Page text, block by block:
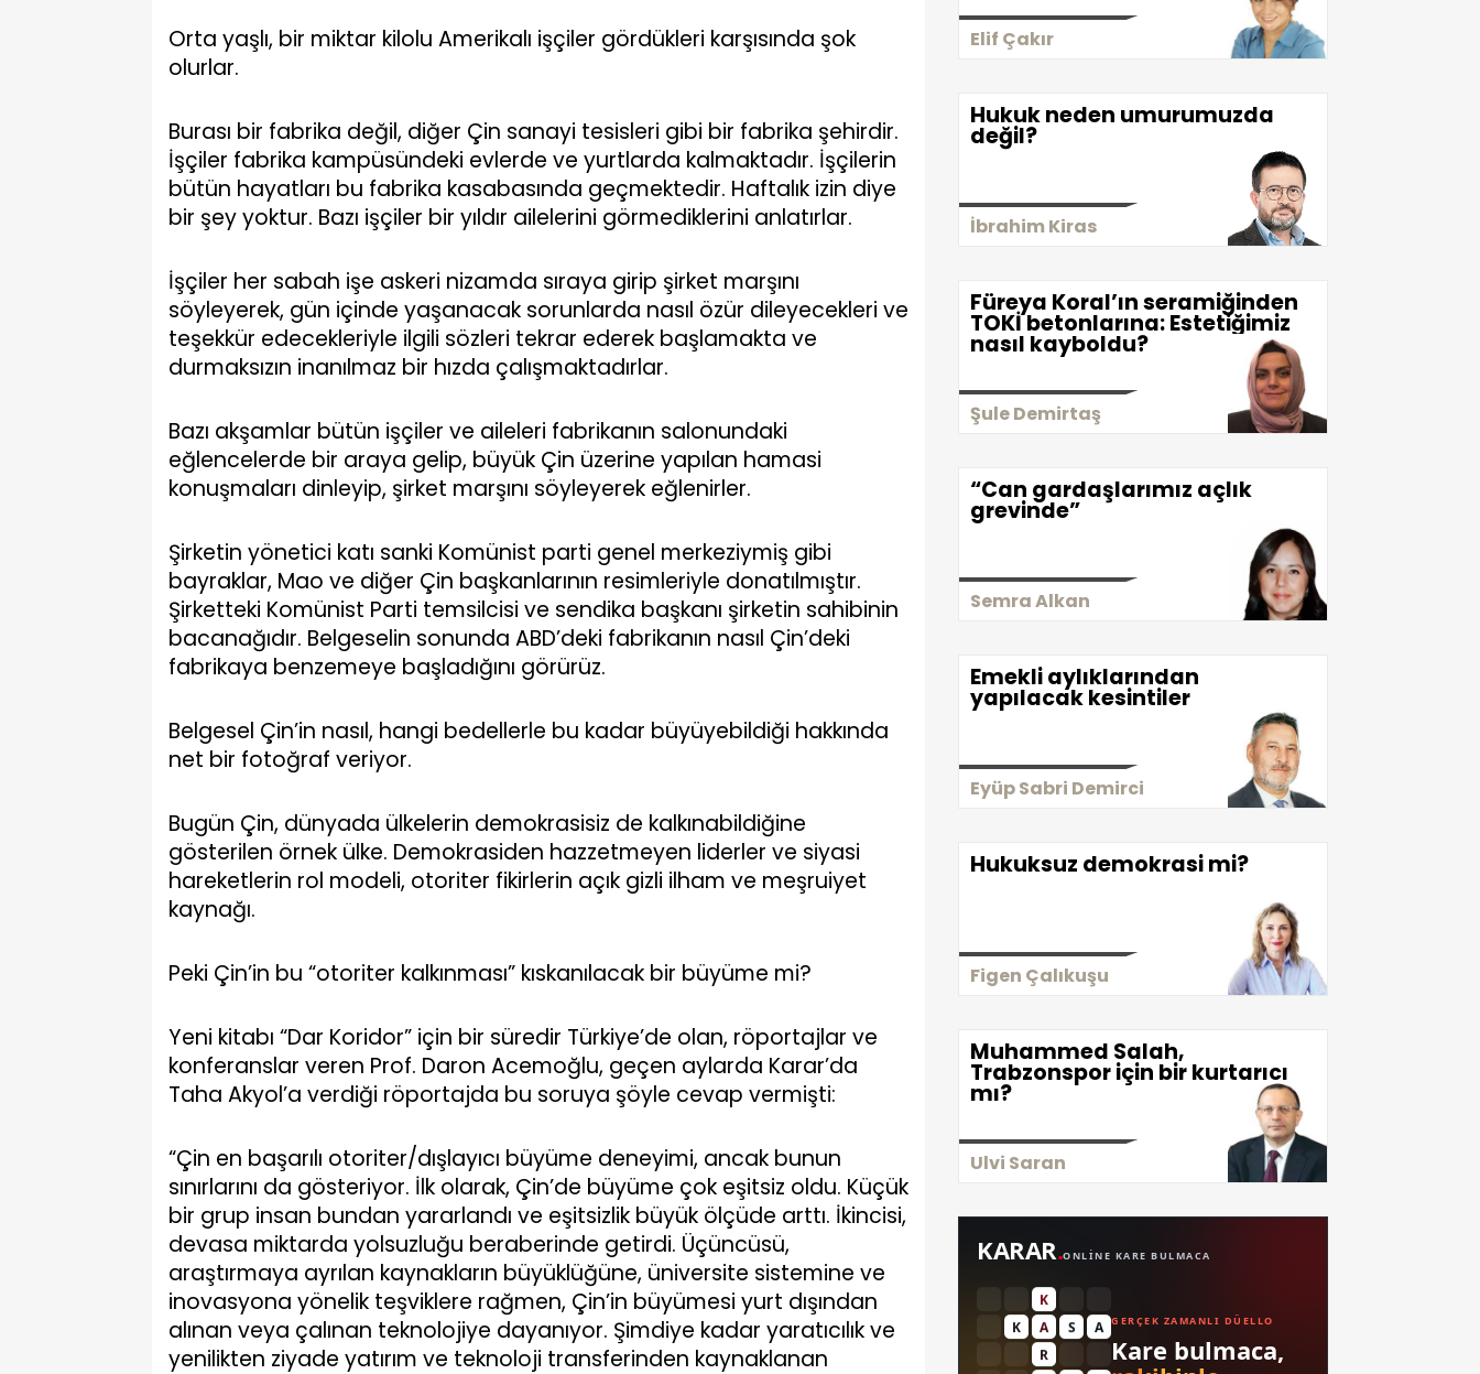
Orta yaşlı, bir miktar kilolu Amerikalı işçiler gördükleri karşısında şok
olurlar.
Burası bir fabrika değil, diğer Çin sanayi tesisleri gibi bir fabrika şehirdir.
İşçiler fabrika kampüsündeki evlerde ve yurtlarda kalmaktadır. İşçilerin
bütün hayatları bu fabrika kasabasında geçmektedir. Haftalık izin diye
bir şey yoktur. Bazı işçiler bir yıldır ailelerini görmediklerini anlatırlar.
İşçiler her sabah işe askeri nizamda sıraya girip şirket marşını
söyleyerek, gün içinde yaşanacak sorunlarda nasıl özür dileyecekleri ve
teşekkür edecekleriyle ilgili sözleri tekrar ederek başlamakta ve
durmaksızın inanılmaz bir hızda çalışmaktadırlar.
Bazı akşamlar bütün işçiler ve aileleri fabrikanın salonundaki
eğlencelerde bir araya gelip, büyük Çin üzerine yapılan hamasi
konuşmaları dinleyip, şirket marşını söyleyerek eğlenirler.
Şirketin yönetici katı sanki Komünist parti genel merkeziymiş gibi
bayraklar, Mao ve diğer Çin başkanlarının resimleriyle donatılmıştır.
Şirketteki Komünist Parti temsilcisi ve sendika başkanı şirketin sahibinin
bacanağıdır. Belgeselin sonunda ABD’deki fabrikanın nasıl Çin’deki
fabrikaya benzemeye başladığını görürüz.
Belgesel Çin’in nasıl, hangi bedellerle bu kadar büyüyebildiği hakkında
net bir fotoğraf veriyor.
Bugün Çin, dünyada ülkelerin demokrasisiz de kalkınabildiğine
gösterilen örnek ülke. Demokrasiden hazzetmeyen liderler ve siyasi
hareketlerin rol modeli, otoriter fikirlerin açık gizli ilham ve meşruiyet
kaynağı.
Peki Çin’in bu “otoriter kalkınması” kıskanılacak bir büyüme mi?
Yeni kitabı “Dar Koridor” için bir süredir Türkiye’de olan, röportajlar ve
konferanslar veren Prof. Daron Acemoğlu, geçen aylarda Karar’da
Taha Akyol’a verdiği röportajda bu soruya şöyle cevap vermişti:
“Çin en başarılı otoriter/dışlayıcı büyüme deneyimi, ancak bunun
sınırlarını da gösteriyor. İlk olarak, Çin’de büyüme çok eşitsiz oldu. Küçük
bir grup insan bundan yararlandı ve eşitsizlik büyük ölçüde arttı. İkincisi,
devasa miktarda yolsuzluğu beraberinde getirdi. Üçüncüsü,
araştırmaya ayrılan kaynakların büyüklüğüne, üniversite sistemine ve
inovasyona yönelik teşviklere rağmen, Çin’in büyümesi yurt dışından
alınan veya çalınan teknolojiye dayanıyor. Şimdiye kadar yaratıcılık ve
yenilikten ziyade yatırım ve teknoloji transferinden kaynaklanan
Elif Çakır
Hukuk neden umurumuzda
değil?
İbrahim Kiras
Füreya Koral’ın seramiğinden
TOKİ betonlarına: Estetiğimiz
nasıl kayboldu?
Şule Demirtaş
“Can gardaşlarımız açlık
grevinde”
Semra Alkan
Emekli aylıklarından
yapılacak kesintiler
Eyüp Sabri Demirci
Hukuksuz demokrasi mi?
Figen Çalıkuşu
Muhammed Salah,
Trabzonspor için bir kurtarıcı
mı?
Ulvi Saran